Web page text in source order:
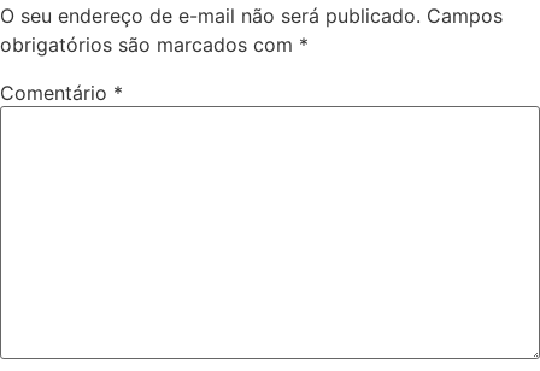
O seu endereço de e-mail não será publicado. Campos
obrigatórios são marcados com *
Comentário *